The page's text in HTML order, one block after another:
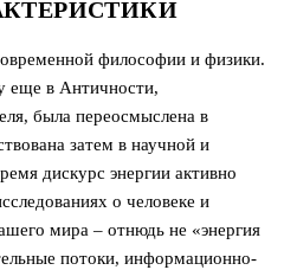
философии и физики.
еще в Античности,
была переосмыслена в
затем в научной и
дискурс энергии активно
о человеке и
мира – отнюдь не «энергия
потоки, информационно-